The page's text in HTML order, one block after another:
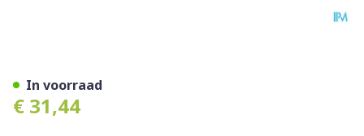
€ 31,44
In voorraad